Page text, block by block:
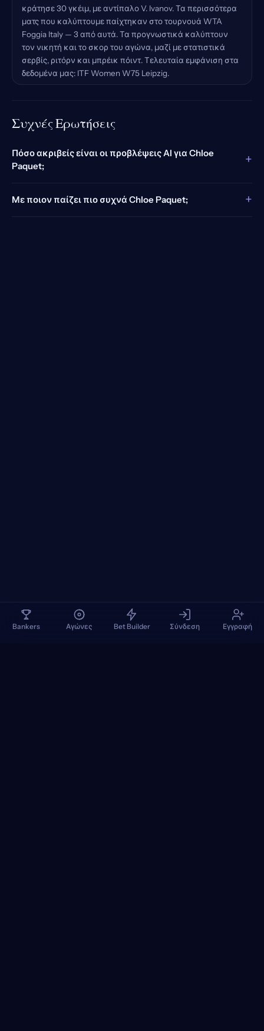
Bankers Αγώνες Bet Builder Σύνδεση Εγγραφή
κράτησε 30 γκέιμ, με αντίπαλο V. Ivanov. Τα περισσότερα
ματς που καλύπτουμε παίχτηκαν στο τουρνουά WTA
Foggia Italy — 3 από αυτά. Τα προγνωστικά καλύπτουν
τον νικητή και το σκορ του αγώνα, μαζί με στατιστικά
σερβίς, ριτόρν και μπρέικ πόιντ. Τελευταία εμφάνιση στα
δεδομένα μας: ITF Women W75 Leipzig.
Συχνές Ερωτήσεις
Πόσο ακριβείς είναι οι προβλέψεις AI για Chloe
Paquet;
+
Με ποιον παίζει πιο συχνά Chloe Paquet; +